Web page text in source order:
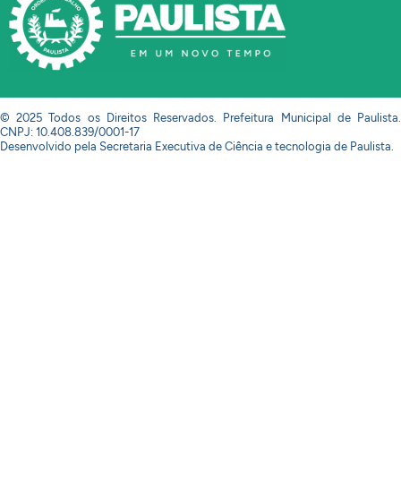
© 2025 Todos os Direitos Reservados. Prefeitura Municipal de Paulista.
CNPJ: 10.408.839/0001-17
Desenvolvido pela Secretaria Executiva de Ciência e tecnologia de Paulista.